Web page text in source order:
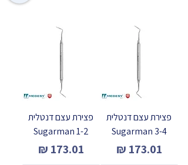
פצירת עצם דנטלית
Sugarman 3-4
מחיר
פצירת עצם דנטלית
Sugarman 1-2
מחיר